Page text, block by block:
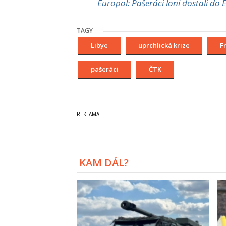
Europol: Pašeráci loni dostali do
TAGY
Libye uprchlická krize
pašeráci ČTK
KAM DÁL?